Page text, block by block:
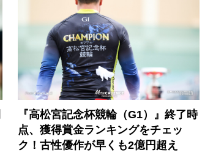
『高松宮記念杯競輪（G1）』終了時
点、獲得賞金ランキングをチェッ
ク！古性優作が早くも2億円超え